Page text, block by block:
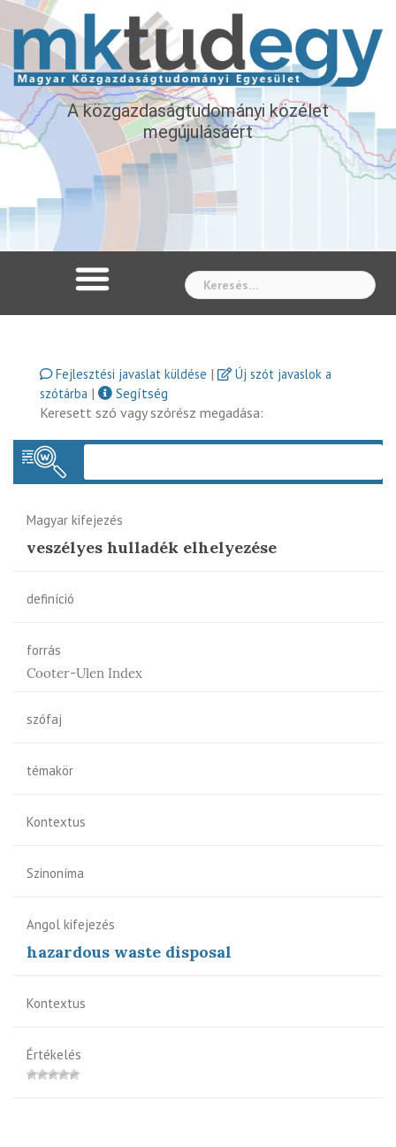
A közgazdaságtudományi közélet
megújulásáért
Fejlesztési javaslat küldése |
Új szót javaslok a
szótárba |
Segítség
Keresett szó vagy szórész megadása:
Magyar kifejezés
veszélyes hulladék elhelyezése
definíció
forrás
Cooter-Ulen Index
szófaj
témakör
Kontextus
Szinoníma
Angol kifejezés
hazardous waste disposal
Kontextus
Értékelés